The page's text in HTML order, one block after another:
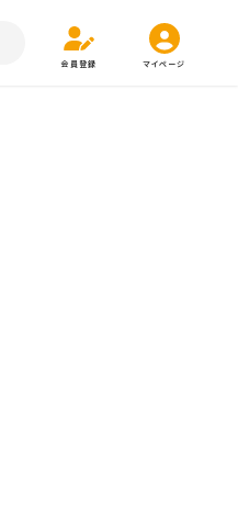
会員登録 マイページ